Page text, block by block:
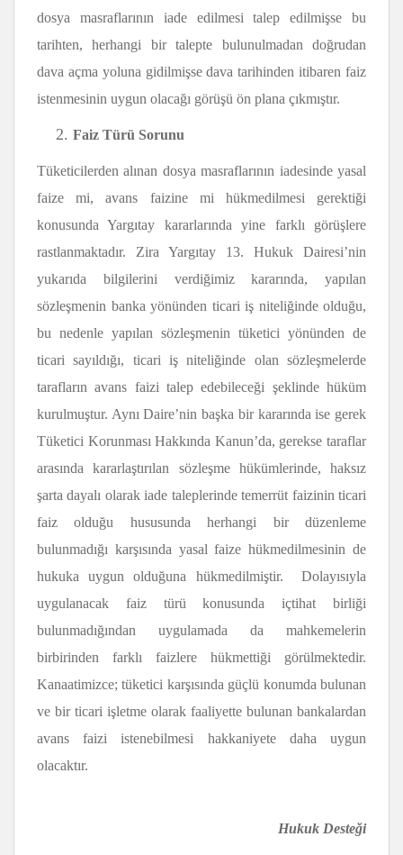
dosya masraflarının iade edilmesi talep edilmişse bu
tarihten, herhangi bir talepte bulunulmadan doğrudan
dava açma yoluna gidilmişse dava tarihinden itibaren faiz
istenmesinin uygun olacağı görüşü ön plana çıkmıştır.
Faiz Türü Sorunu
Tüketicilerden alınan dosya masraflarının iadesinde yasal
faize mi, avans faizine mi hükmedilmesi gerektiği
konusunda Yargıtay kararlarında yine farklı görüşlere
rastlanmaktadır. Zira Yargıtay 13. Hukuk Dairesi’nin
yukarıda bilgilerini verdiğimiz kararında, yapılan
sözleşmenin banka yönünden ticari iş niteliğinde olduğu,
bu nedenle yapılan sözleşmenin tüketici yönünden de
ticari sayıldığı, ticari iş niteliğinde olan sözleşmelerde
tarafların avans faizi talep edebileceği şeklinde hüküm
kurulmuştur. Aynı Daire’nin başka bir kararında ise gerek
Tüketici Korunması Hakkında Kanun’da, gerekse taraflar
arasında kararlaştırılan sözleşme hükümlerinde, haksız
şarta dayalı olarak iade taleplerinde temerrüt faizinin ticari
faiz olduğu hususunda herhangi bir düzenleme
bulunmadığı karşısında yasal faize hükmedilmesinin de
hukuka uygun olduğuna hükmedilmiştir. Dolayısıyla
uygulanacak faiz türü konusunda içtihat birliği
bulunmadığından uygulamada da mahkemelerin
birbirinden farklı faizlere hükmettiği görülmektedir.
Kanaatimizce; tüketici karşısında güçlü konumda bulunan
ve bir ticari işletme olarak faaliyette bulunan bankalardan
avans faizi istenebilmesi hakkaniyete daha uygun
olacaktır.
Hukuk Desteği